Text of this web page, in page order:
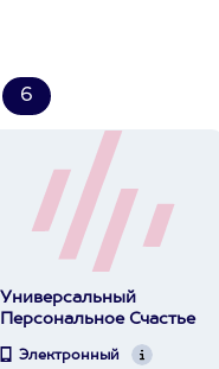
6
Универсальный
Персональное Счастье
Электронный